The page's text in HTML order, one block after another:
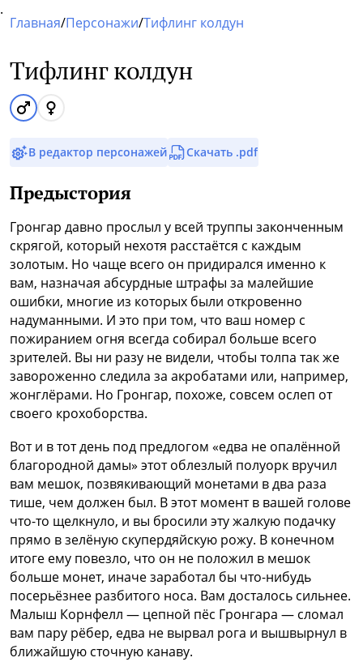
.
Главная/Персонажи/Тифлинг колдун
Тифлинг колдун
В редактор персонажей Скачать .pdf
Предыстория
Гронгар давно прослыл у всей труппы законченным
скрягой, который нехотя расстаётся с каждым
золотым. Но чаще всего он придирался именно к
вам, назначая абсурдные штрафы за малейшие
ошибки, многие из которых были откровенно
надуманными. И это при том, что ваш номер с
пожиранием огня всегда собирал больше всего
зрителей. Вы ни разу не видели, чтобы толпа так же
завороженно следила за акробатами или, например,
жонглёрами. Но Гронгар, похоже, совсем ослеп от
своего крохоборства.
Вот и в тот день под предлогом «едва не опалённой
благородной дамы» этот облезлый полуорк вручил
вам мешок, позвякивающий монетами в два раза
тише, чем должен был. В этот момент в вашей голове
что-то щелкнуло, и вы бросили эту жалкую подачку
прямо в зелёную скупердяйскую рожу. В конечном
итоге ему повезло, что он не положил в мешок
больше монет, иначе заработал бы что-нибудь
посерьёзнее разбитого носа. Вам досталось сильнее.
Малыш Корнфелл — цепной пёс Гронгара — сломал
вам пару рёбер, едва не вырвал рога и вышвырнул в
ближайшую сточную канаву.